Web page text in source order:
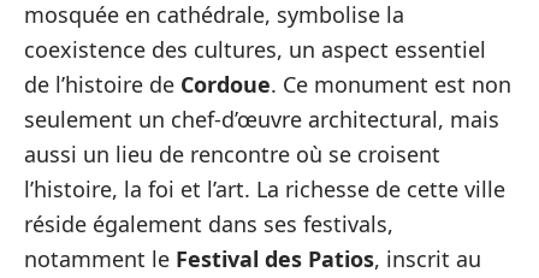
mosquée en cathédrale, symbolise la
coexistence des cultures, un aspect essentiel
de l’histoire de Cordoue. Ce monument est non
seulement un chef-d’œuvre architectural, mais
aussi un lieu de rencontre où se croisent
l’histoire, la foi et l’art. La richesse de cette ville
réside également dans ses festivals,
notamment le Festival des Patios, inscrit au